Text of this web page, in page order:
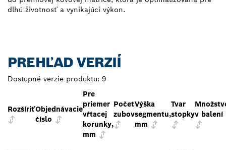
dlhú životnosť a vynikajúci výkon.
PREHĽAD VERZIÍ
Dostupné verzie produktu: 9
RozšíriťObjednávacie
číslo
Pre
priemer
vŕtacej
korunky,
mm
Počet
zubov
Výška
segmentu,
mm
Tvar
stopkyv balení